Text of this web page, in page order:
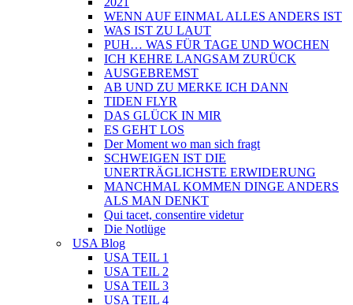
WENN AUF EINMAL ALLES ANDERS IST
WAS IST ZU LAUT
PUH… WAS FÜR TAGE UND WOCHEN
ICH KEHRE LANGSAM ZURÜCK
AUSGEBREMST
AB UND ZU MERKE ICH DANN
TIDEN FLYR
DAS GLÜCK IN MIR
ES GEHT LOS
Der Moment wo man sich fragt
SCHWEIGEN IST DIE
UNERTRÄGLICHSTE ERWIDERUNG
MANCHMAL KOMMEN DINGE ANDERS
ALS MAN DENKT
Qui tacet, consentire videtur
Die Notlüge
USA Blog
USA TEIL 1
USA TEIL 2
USA TEIL 3
USA TEIL 4